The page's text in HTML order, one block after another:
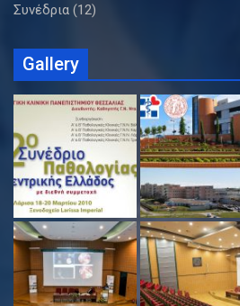
Συνέδρια (12)
Gallery